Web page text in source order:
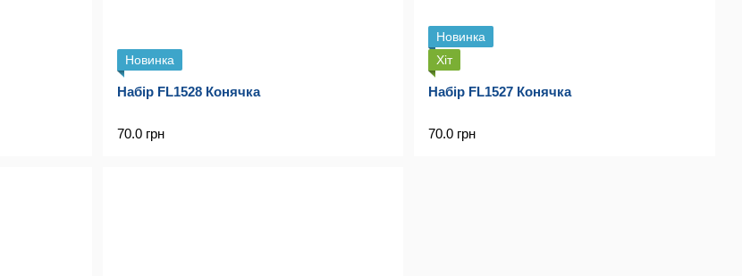
Новинка
Набір FL1528 Конячка
70.0 грн
Новинка
Хіт
Набір FL1527 Конячка
70.0 грн